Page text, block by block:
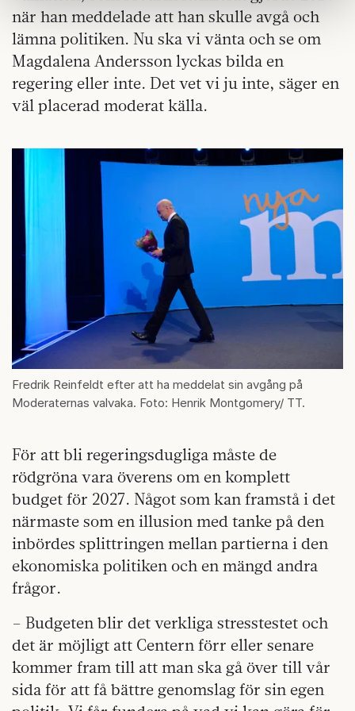
samlat in när du har använt deras tjänster.
Om du vill läsa mer om hur vi hanterar personuppgifter
kan du göra dethär.
när han meddelade att han skulle avgå och
lämna politiken. Nu ska vi vänta och se om
Magdalena Andersson lyckas bilda en
regering eller inte. Det vet vi ju inte, säger en
väl placerad moderat källa.
Fredrik Reinfeldt efter att ha meddelat sin avgång på
Moderaternas valvaka. Foto: Henrik Montgomery/ TT.
För att bli regeringsdugliga måste de
rödgröna vara överens om en komplett
budget för 2027. Något som kan framstå i det
närmaste som en illusion med tanke på den
inbördes splittringen mellan partierna i den
ekonomiska politiken och en mängd andra
frågor.
– Budgeten blir det verkliga stresstestet och
det är möjligt att Centern förr eller senare
kommer fram till att man ska gå över till vår
sida för att få bättre genomslag för sin egen